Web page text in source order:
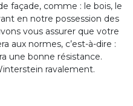
façade, comme : le bois, le
en notre possession des
vous assurer que votre
aux normes, c’est-à-dire :
une bonne résistance.
ravalement.